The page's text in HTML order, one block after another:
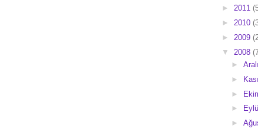
► 2011
► 2010
► 2009
▼ 2008
►
►
►
►
Eylül
►